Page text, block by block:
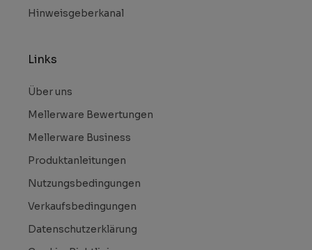
Hinweisgeberkanal
Links
Über uns
Mellerware Bewertungen
Mellerware Business
Produktanleitungen
Nutzungsbedingungen
Verkaufsbedingungen
Datenschutzerklärung